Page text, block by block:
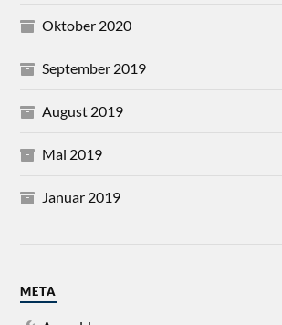
Oktober 2020
September 2019
August 2019
Mai 2019
Januar 2019
META